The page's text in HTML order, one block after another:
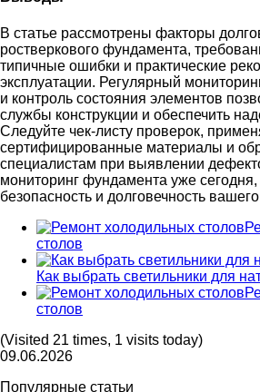
В статье рассмотрены факторы
ростверкового фундамента,
типичные ошибки и практические
эксплуатации. Регулярный
и контроль состояния элементов
службы конструкции и обеспечить
Следуйте чек-листу проверок,
сертифицированные материалы и
специалистам при выявлении
мониторинг фундамента уже
безопасность и долговечность
столов
Как выбрать светильники для
столов
(Visited 21 times, 1 visits today)
09.06.2026
Популярные статьи